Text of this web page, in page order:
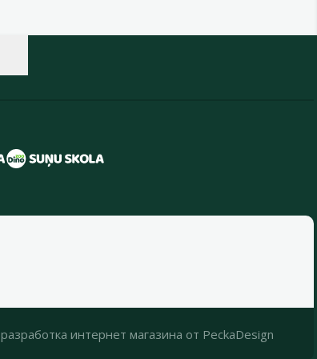
разработка интернет магазина от PeckaDesign